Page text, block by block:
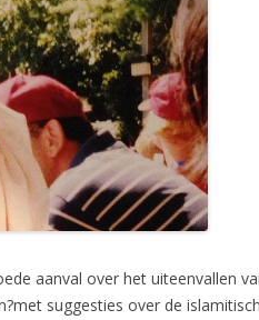
aanval over het uiteenvallen
suggesties over de